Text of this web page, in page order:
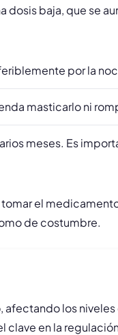
dosis baja, que se
por la
masticarlo ni
meses. Es
el
de costumbre.
los
en la